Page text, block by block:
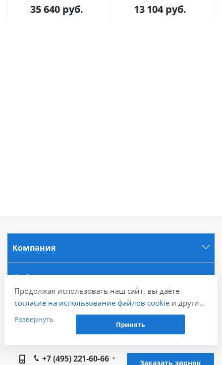
35 640руб. 13 104руб.
Компания
Информация
Города
Наши контакты
+7 (495) 221-60-66
Заказать звонок
Продолжая использовать наш сайт, вы даёте
согласие на использование файлов cookieи других
пользовательских данных (включая IP-адрес,
сведения о местоположении, устройстве, действиях
ретаргетинга и использования систем аналитики
Развернуть
Принять